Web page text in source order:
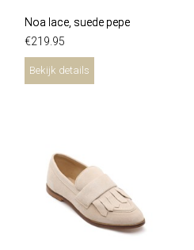
Noa lace, suede pepe
€219 95
Bekijk details